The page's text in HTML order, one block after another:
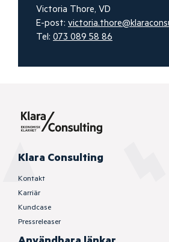
Victoria Thore, VD
E-post:
Tel: 073 089 58 86
Klara Consulting
Kontakt
Karriär
Kundcase
Pressreleaser